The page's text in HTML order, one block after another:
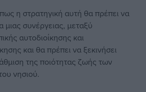
η στρατηγική αυτή θα πρέπει να
μιας συνέργειας, μεταξύ
αυτοδιοίκησης και
και θα πρέπει να ξεκινήσει
της ποιότητας ζωής των
νησιού.